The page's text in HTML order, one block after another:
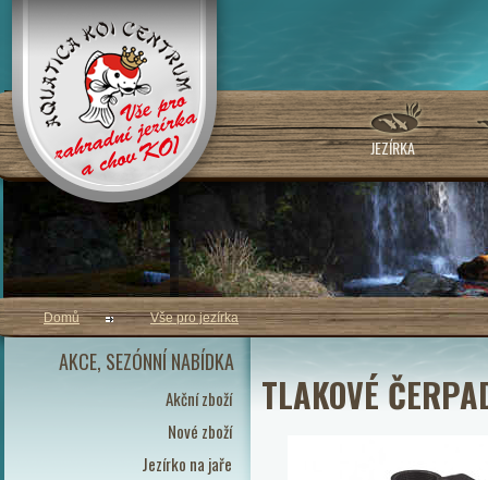
JEZÍRKA
AKCE, SEZÓNNÍ NABÍDKA
Akční zboží
Nové zboží
Jezírko na jaře
Domů Vše pro jezírka
TLAKOVÉ